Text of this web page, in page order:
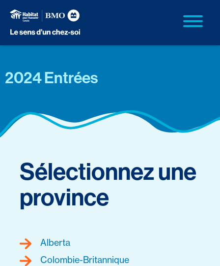
2024 Entrées
Sélectionnez une
province
Alberta
Colombie-Britannique